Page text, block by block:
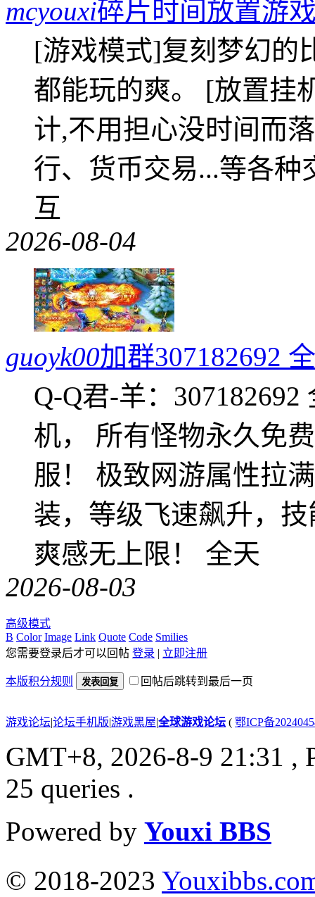
mcyouxi碎片时间放置游
[游戏模式]复刻梦幻的
都能玩的爽。 [放置挂
计,不用担心没时间而
行、货币交易...等各
互
2026-08-04
guoyk00加群307182692
Q-Q君-羊：
机， 所有怪物永久免
服！ 极致网游属性拉
装，等级飞速飙升，
爽感无上限！ 全天
2026-08-03
高级模式
B Color Image Link Quote Code Smilies
您需要登录后才可以回帖 登录 | 立即注册
本版积分规则 发表回复 回帖后跳转到最后一页
游戏论坛|论坛手机版|游戏黑屋|全球游戏论坛 ( 鄂ICP备
GMT+8, 2026-8-9 21:31 ,
25 queries .
Powered by Youxi BBS
© 2018-2023